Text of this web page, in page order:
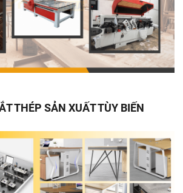
THÉP SẢN XUẤT TÙY BIẾN